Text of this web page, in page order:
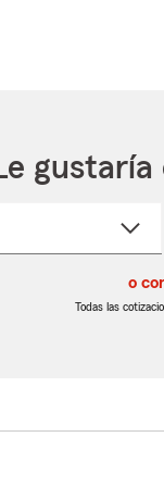
o
Todas las